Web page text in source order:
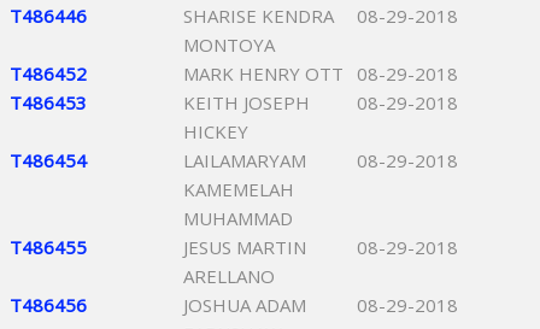
T486446
SHARISE KENDRA
MONTOYA
08-29-2018
T486452 MARK HENRY OTT
08-29-2018
T486453
KEITH JOSEPH
HICKEY
08-29-2018
T486454
LAILAMARYAM
KAMEMELAH
MUHAMMAD
08-29-2018
T486455
JESUS MARTIN
ARELLANO
08-29-2018
T486456
JOSHUA ADAM
08-29-2018